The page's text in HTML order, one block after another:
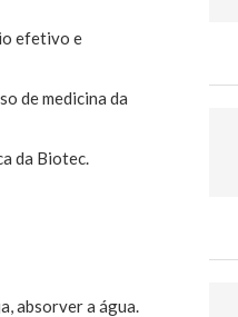
efetivo e
de medicina da
da Biotec.
absorver a água.